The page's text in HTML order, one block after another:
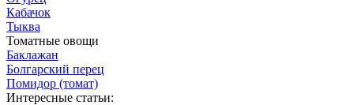
Кабачок
Тыква
Томатные овощи
Баклажан
Болгарский перец
Помидор (томат)
Интересные статьи: